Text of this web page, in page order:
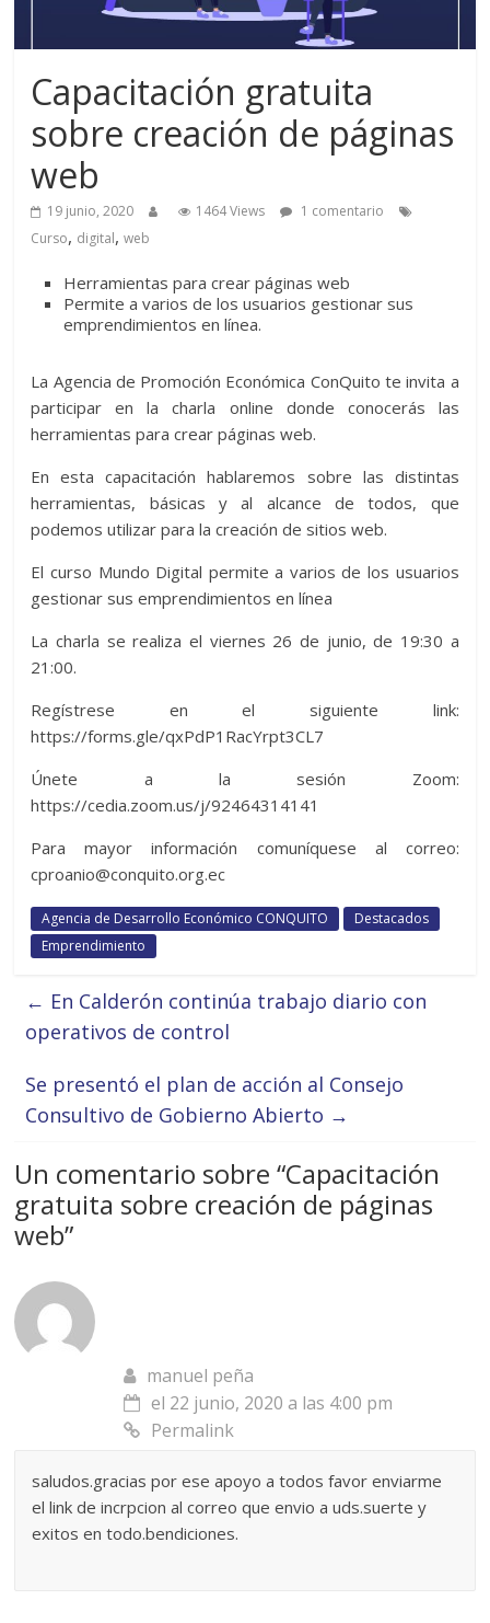
Capacitación gratuita
sobre creación de páginas
web
19 junio, 2020 1464 Views
1 comentario
Curso, digital,web
Herramientas para crear páginas web
Permite a varios de los usuarios gestionar sus
emprendimientos en línea.
La Agencia de Promoción Económica ConQuito te invita a
participar en la charla online donde conocerás las
herramientas para crear páginas web.
En esta capacitación hablaremos sobre las distintas
herramientas, básicas y al alcance de todos, que
podemos utilizar para la creación de sitios web.
El curso Mundo Digital permite a varios de los usuarios
gestionar sus emprendimientos en línea
La charla se realiza el viernes 26 de junio, de 19:30 a
21:00.
Regístrese en el siguiente link:
https://forms.gle/qxPdP1RacYrpt3CL7
Únete a la sesión Zoom:
https://cedia.zoom.us/j/92464314141
Para mayor información comuníquese al correo:
cproanio@conquito.org.ec
Agencia de Desarrollo Económico CONQUITO
Destacados
Emprendimiento
← En Calderón continúa trabajo diario con
operativos de control
Se presentó el plan de acción al Consejo
Consultivo de Gobierno Abierto →
Un comentario sobre “Capacitación
gratuita sobre creación de páginas
web”
manuel peña
el 22 junio, 2020 a las 4:00 pm
Permalink
saludos.gracias por ese apoyo a todos favor enviarme
el link de incrpcion al correo que envio a uds.suerte y
exitos en todo.bendiciones.